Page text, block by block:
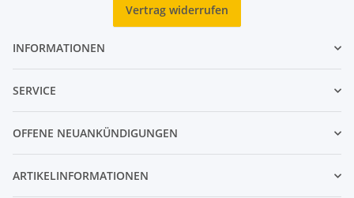
Vertrag widerrufen
INFORMATIONEN
SERVICE
OFFENE NEUANKÜNDIGUNGEN
ARTIKELINFORMATIONEN